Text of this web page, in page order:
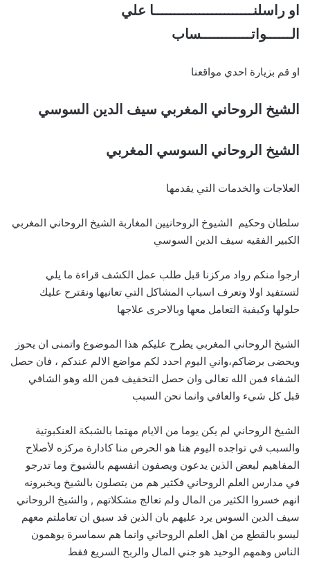
او راسلنــــــــــــــــــــــــا علي
الــــــواتــــــــــــساب
او قم بزيارة احدي مواقعنا
الشيخ الروحاني المغربي سيف الدين السوسي
الشيخ الروحاني السوسي المغربي
العلاجات والخدمات التي يقدمها
سلطان وحكيم الشيوخ الروحانيين المغاربة الشيخ الروحاني المغربي
الكبير الفقيه سيف الدين السوسي
ارجوا منكم رواد مركزنا قبل طلب عمل الكشف قراءة ما يلي
لتستفيد اولا وتعرف اسباب المشاكل التي تعانيها ونقترح عليك
حلولها وكيفية التعامل معها وبالاحرى علاجها
الشيخ الروحاني المغربي يطرح عليكم هذا الموضوع واتمنى ان يحوز
ويحضى برضاكم،واني اليوم احدد لكم مواضع الالم عندكم ، فان حصل
الشفاء فمن الله تعالى وان حصل التخفيف فمن الله وهو الشافي
قبل كل شيء والعافي وانما نحن السبب
الشيخ الروحاني لم يكن يوما من الايام مهتما بالشبكة العنكبوتية
والسبب في تواجده اليوم هنا هو الحرص منا كادارة مركزه لأصلاح
المفاهيم لبعض الذين يدعون ويصفون انفسهم بالشيوخ وما تدرجو
في مدارس العلم الروحاني فكثير هم من يتصلون بالشيخ ويخبرونه
انهم خسروا الكثير من المال ولم تعالج مشكلاتهم , والشيخ الروحاني
سيف الدين السوس يرد عليهم بان الذين قد سبق ان تعاملتم معهم
ليسو بالقطع من اهل العلم الروحاني وانما هم سماسرة يوهمون
الناس وهمهم الوحيد هو جني المال والربح السريع فقط